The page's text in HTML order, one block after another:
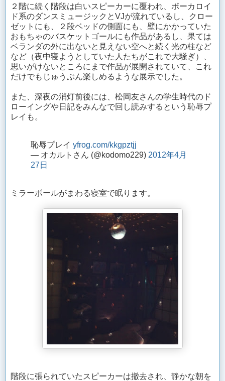
２階に続く階段は白いスピーカーに覆われ、ボーカロイ
ド系のダンスミュージックとVJが流れているし、クロー
ゼットにも、２段ベッドの側面にも、壁にかかっていた
おもちゃのバスケットゴールにも作品があるし、果ては
ベランダの外に出ないと見えない空へと続く光の柱など
など（夜中寝ようとしていた人たちがこれで大騒ぎ）、
思いがけないところにまで作品が展開されていて、これ
だけでもじゅうぶん楽しめるような展示でした。
また、深夜の消灯前後には、松岡友さんの学生時代のド
ローイングや日記をみんなで回し読みするという恥辱プ
レイも。
恥辱プレイ yfrog.com/kkgpztjj
— オカルトさん (@kodomo229) 2012年4月
27日
ミラーボールがまわる寝室で眠ります。
階段に張られていたスピーカーは撤去され、静かな朝を